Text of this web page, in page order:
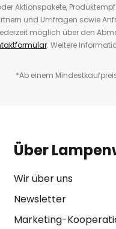
Aktionspakete,
und Umfragen sowie
möglich über den
. Weitere
*Ab einem
Über
Wir über uns
Newsletter
Marketing-